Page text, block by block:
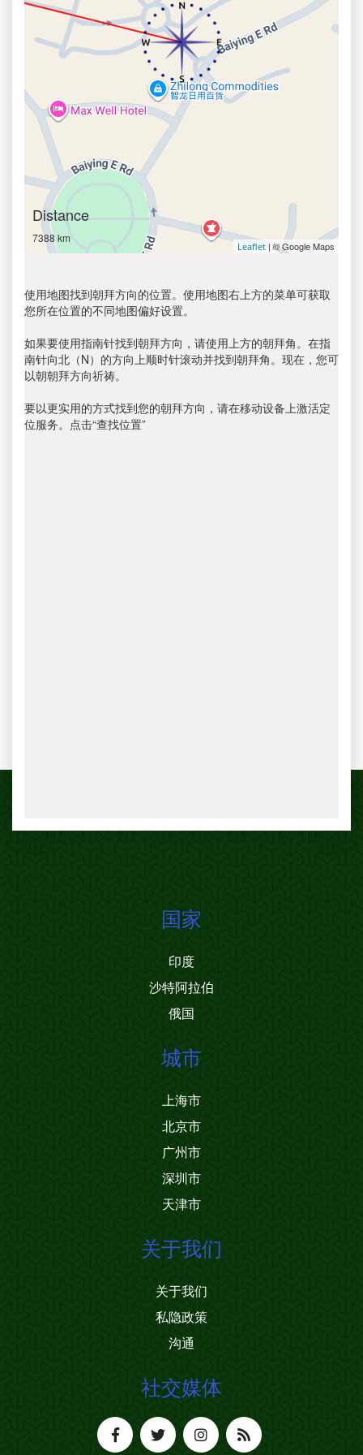
Distance
7388 km
Leaflet | © Google Maps
使用地图找到朝拜方向的位置。使用地图右上方的菜单可获取
您所在位置的不同地图偏好设置。
如果要使用指南针找到朝拜方向，请使用上方的朝拜角。在指
南针向北（N）的方向上顺时针滚动并找到朝拜角。现在，您可
以朝朝拜方向祈祷。
要以更实用的方式找到您的朝拜方向，请在移动设备上激活定
位服务。点击“查找位置”
国家
印度
沙特阿拉伯
俄国
城市
上海市
北京市
广州市
深圳市
天津市
关于我们
关于我们
私隐政策
沟通
社交媒体